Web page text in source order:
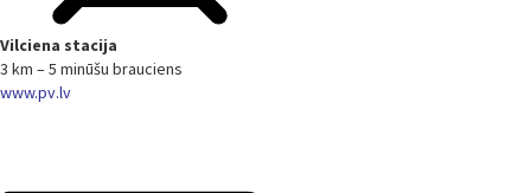
Vilciena stacija
3 km – 5 minūšu brauciens
www.pv.lv